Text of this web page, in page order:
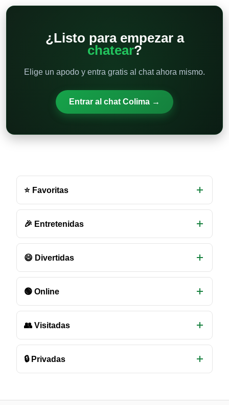
¿Listo para empezar a
chatear?
Elige un apodo y entra gratis al chat ahora mismo.
Entrar al chat Colima →
de
chat
disponibles
⭐ Favoritas
🎉 Entretenidas
😄 Divertidas
🟢 Online
👥 Visitadas
🔒 Privadas